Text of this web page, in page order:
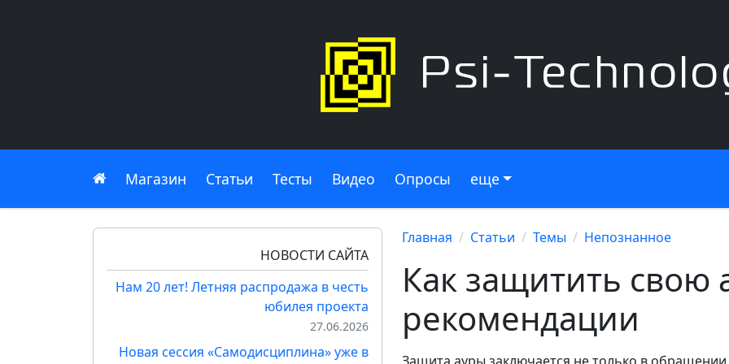
Главная
Магазин Статьи Тесты Видео Опросы еще
НОВОСТИ САЙТА
Нам 20 лет! Летняя распродажа в честь
юбилея проекта
27.06.2026
Новая сессия «Самодисциплина» уже в
Главная Статьи Темы Непознанное
Как защитить свою
рекомендации